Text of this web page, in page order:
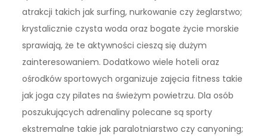
atrakcji takich jak surfing, nurkowanie czy żeglarstwo;
krystalicznie czysta woda oraz bogate życie morskie
sprawiają, że te aktywności cieszą się dużym
zainteresowaniem. Dodatkowo wiele hoteli oraz
ośrodków sportowych organizuje zajęcia fitness takie
jak joga czy pilates na świeżym powietrzu. Dla osób
poszukujących adrenaliny polecane są sporty
ekstremalne takie jak paralotniarstwo czy canyoning;